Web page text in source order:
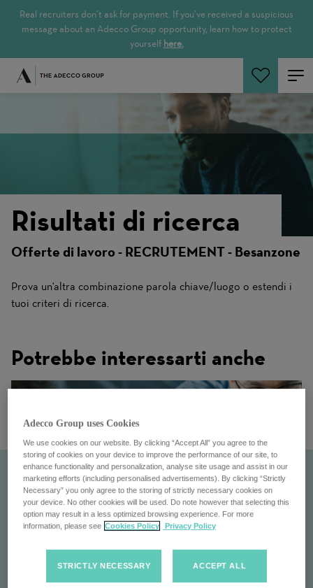
Real recruiters don’t ask for payment. If you’ve received a suspicious
message about an Adecco Group opportunity, learn how to protect
yourself here.
Cerca offerte
Risultati di ricerca
Offerte di lavoro - RECRUTEMENT - Besanzone
Prova un'altra combinazione parola chiave/luogo o estendi i
tuoi criteri di ricerca.
Potrebbe interessarti anche
Adecco Group uses Cookies
We use cookies on our website. By clicking “Accept All” you agree to the
storing of cookies on your device to improve the performance of our site, to
enhance functionality and personalization, analyse site usage and assist in our
marketing efforts (including personalised advertisements). By clicking “Strictly
Necessary” you only agree to the storing of strictly necessary cookies on
your device. No other cookies will be used. Do note however that selecting this
option may result in a less optimized browsing experience. For more
information, please see Cookies Policy Privacy Policy
STRICTLY NECESSARY ACCEPT ALL